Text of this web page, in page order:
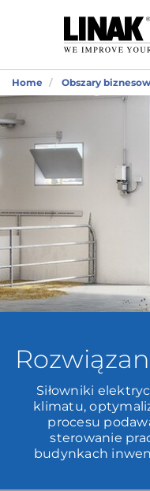
Home Obszary
Siłowniki
klimatu,
procesu
sterowanie
budynkach